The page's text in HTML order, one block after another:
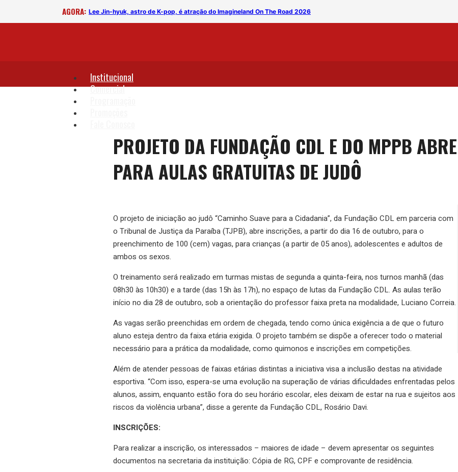
AGORA: Lee Jin-hyuk, astro de K-pop, é atração do Imagineland On The Road 2026 Banda Silêncio leva
Institucional
Comercial
PROJETO DA FUNDAÇÃO CDL E DO MPPB
PARA AULAS GRATUITAS DE JUDÔ
O projeto de iniciação ao judô “Caminho Suave para a Cidadania”, da Fundação CDL em parceria com
o Tribunal de Justiça da Paraíba (TJPB), abre inscrições, a partir do dia 16 de outubro, para o
preenchimento de 100 (cem) vagas, para crianças (a partir de 05 anos), adolescentes e adultos de
ambos os sexos.
O treinamento será realizado em turmas mistas de segunda a quinta-feira, nos turnos manhã (das
08h30 às 10h30) e a tarde (das 15h às 17h), no espaço de lutas da Fundação CDL. As aulas terão
início no dia 28 de outubro, sob a orientação do professor faixa preta na modalidade, Luciano Correia.
As vagas serão preenchidas em ordem de chegada, tendo como única exigência a de que o futuro
aluno esteja dentro da faixa etária exigida. O projeto também se dispõe a oferecer todo o material
necessário para a prática da modalidade, como quimonos e inscrições em competições.
Além de atender pessoas de faixas etárias distintas a iniciativa visa a inclusão destas na atividade
esportiva. “Com isso, espera-se uma evolução na superação de várias dificuldades enfrentadas pelos
alunos, assim, enquanto estão fora do seu horário escolar, eles deixam de estar na rua e sujeitos aos
riscos da violência urbana”, disse a gerente da Fundação CDL, Rosário Davi.
INSCRIÇÕES:
Para realizar a inscrição, os interessados – maiores de idade – devem apresentar os seguintes
documentos na secretaria da instituição: Cópia de RG, CPF e comprovante de residência.